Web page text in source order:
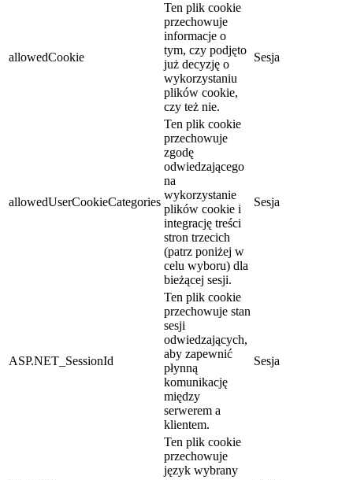
allowedCookie
Ten plik cookie
przechowuje
informacje o
tym, czy podjęto
już decyzję o
wykorzystaniu
plików cookie,
czy też nie.
Sesja
allowedUserCookieCategories
Ten plik cookie
przechowuje
zgodę
odwiedzającego
na
wykorzystanie
plików cookie i
integrację treści
stron trzecich
(patrz poniżej w
celu wyboru) dla
bieżącej sesji.
Sesja
ASP.NET_SessionId
Ten plik cookie
przechowuje stan
sesji
odwiedzających,
aby zapewnić
płynną
komunikację
między
serwerem a
klientem.
Sesja
Ten plik cookie
przechowuje
język wybrany